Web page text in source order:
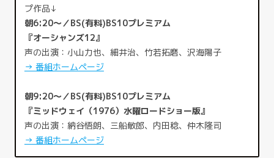
プ作品↓
朝6:20～／BS(有料)BS10プレミアム
『オーシャンズ12』
声の出演：小山力也、細井治、竹若拓磨、沢海陽子
→ 番組ホームページ
朝9:20～／BS(有料)BS10プレミアム
『ミッドウェイ（1976）水曜ロードショー版』
声の出演：納谷悟朗、三船敏郎、内田稔、仲木隆司
→ 番組ホームページ